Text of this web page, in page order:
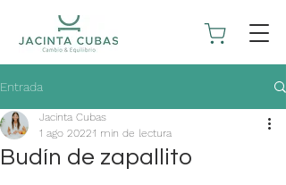
Entrada
Budín de zapallito
Jacinta Cubas
1 ago 20221 min de lectura